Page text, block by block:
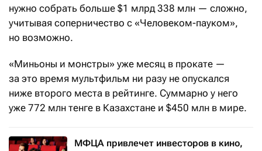
нужно собрать больше $1 млрд 338 млн — сложно,
учитывая соперничество с «Человеком-пауком»,
но возможно.
«Миньоны и монстры» уже месяц в прокате —
за это время мультфильм ни разу не опускался
ниже второго места в рейтинге. Суммарно у него
уже 772 млн тенге в Казахстане и $450 млн в мире.
МФЦА привлечет инвесторов в кино,